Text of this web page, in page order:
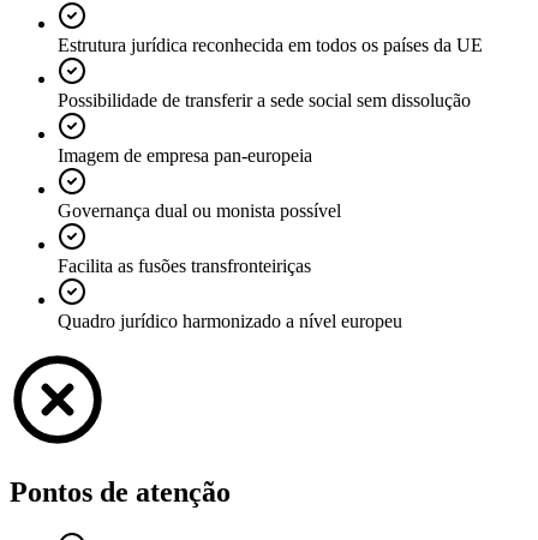
Estrutura jurídica reconhecida em todos os países da UE
Possibilidade de transferir a sede social sem dissolução
Imagem de empresa pan-europeia
Governança dual ou monista possível
Facilita as fusões transfronteiriças
Quadro jurídico harmonizado a nível europeu
Pontos de atenção